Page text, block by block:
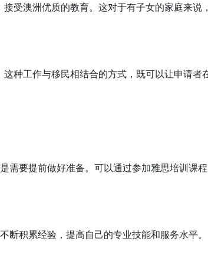
接受澳洲优质的教育。这对于有子女的家庭来
这种工作与移民相结合的方式，既可以让申请者
要提前做好准备。可以通过参加雅思培训课
断积累经验，提高自己的专业技能和服务水平